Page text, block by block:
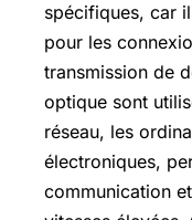
spécifiques, car il
pour les
transmission de
optique sont
réseau, les
électroniques,
communication